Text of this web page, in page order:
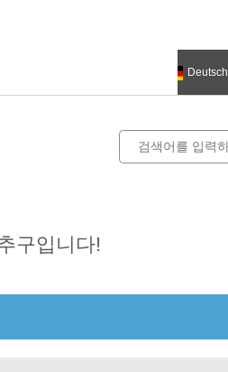
Deutsch
구입니다!